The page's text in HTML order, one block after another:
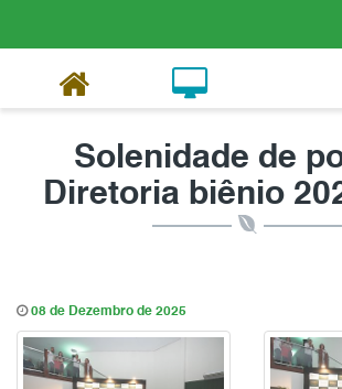
Solenidade de
Diretoria biênio
08 de Dezembro de 2025